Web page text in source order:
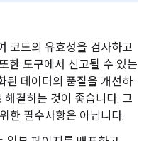
코드의 유효성을 검사하고
한 도구에서 신고될 수 있는
된 데이터의 품질을 개선하
결하는 것이 좋습니다. 그
한 필수사항은 아닙니다.